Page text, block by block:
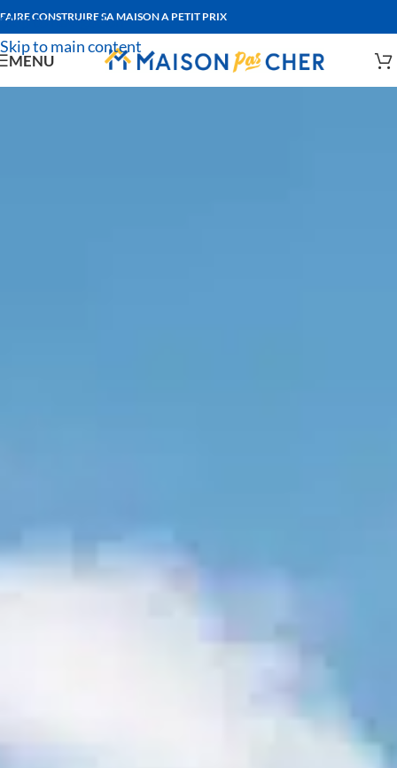
Skip to navigation
Skip to main content
FAIRE CONSTRUIRE SA MAISON A PETIT PRIX
MENU